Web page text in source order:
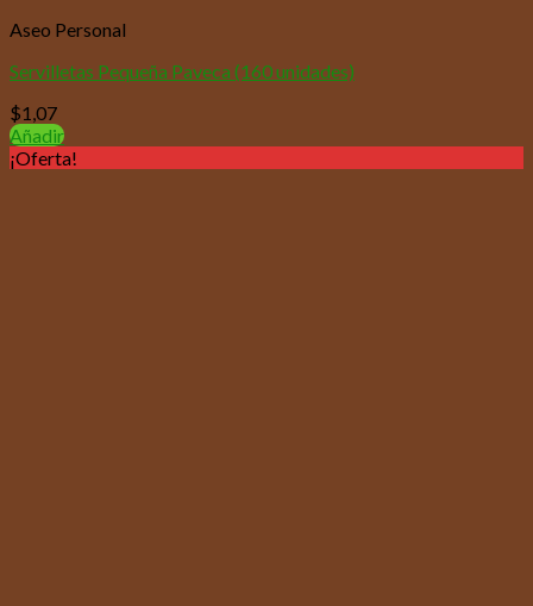
Aseo Personal
Servilletas Pequeña Paveca (160 unidades)
$1,07
Añadir
¡Oferta!